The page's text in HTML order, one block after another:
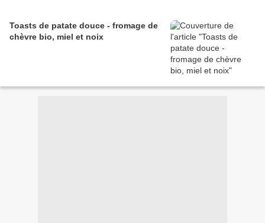
Toasts de patate douce - fromage de
chèvre bio, miel et noix